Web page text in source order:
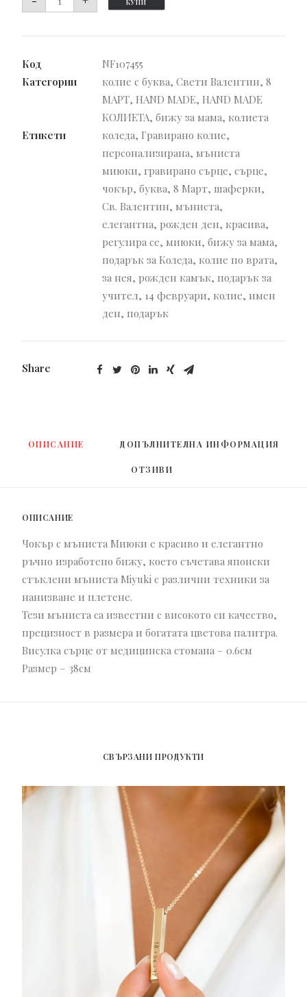
за
и
с
Код
NF107455
Категории
колие с буква, Свети Валентин, 8
МАРТ, HAND MADE, HAND MADE
КОЛИЕТА, бижу за мама, колиета
Етикети
коледа, Гравирано колие,
персонализирана, мъниста
миюки, гравирано сърце, сърце,
чокър, буква, 8 Март, шаферки,
Св. Валентин, мъниста,
елегантна, рожден ден, красива,
регулира се, миюки, бижу за мама,
подарък за Коледа, колие по врата,
за нея, рожден камък, подарък за
учител, 14 февруари, колие, имен
ден, подарък
Share
ОПИСАНИЕ ДОПЪЛНИТЕЛНА ИНФОРМАЦИЯ
ОТЗИВИ
ОПИСАНИЕ
Чокър с мъниста Миюки е красиво и елегантно
ръчно изработено бижу, което съчетава японски
стъклени мъниста Miyuki с различни техники за
нанизване и плетене.
Тези мъниста са известни с високото си качество,
прецизност в размера и богатата цветова палитра.
Висулка сърце от медицинска стомана – 0.6см
Размер – 38см
СВЪРЗАНИ ПРОДУКТИ